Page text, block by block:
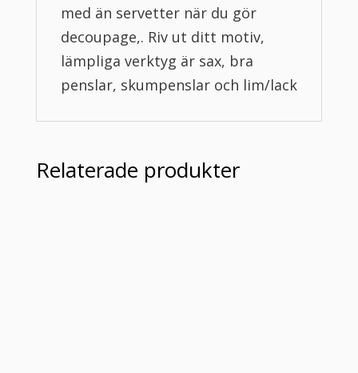
med än servetter när du gör
decoupage,. Riv ut ditt motiv,
lämpliga verktyg är sax, bra
penslar, skumpenslar och lim/lack
Relaterade produkter